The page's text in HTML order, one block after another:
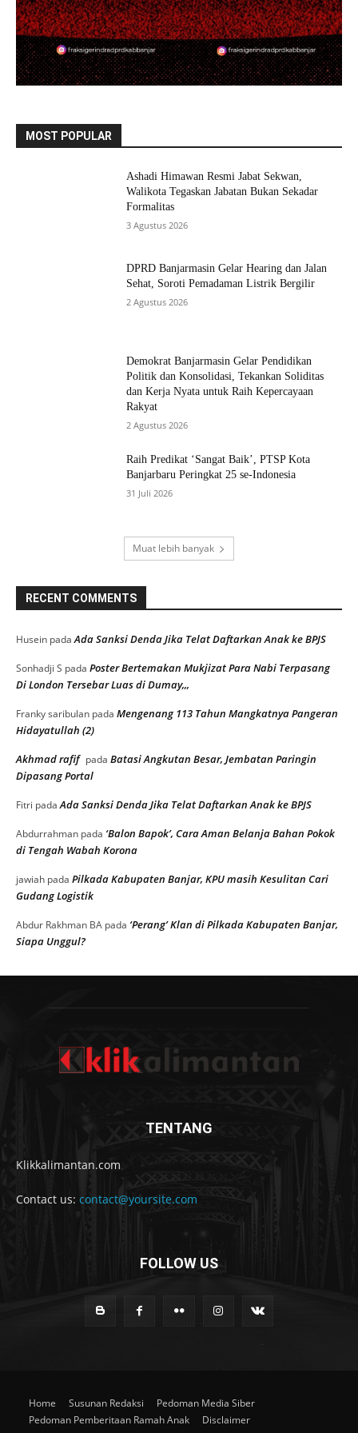
MOST POPULAR
Ashadi Himawan Resmi Jabat Sekwan,
Walikota Tegaskan Jabatan Bukan Sekadar
Formalitas
3 Agustus 2026
DPRD Banjarmasin Gelar Hearing dan Jalan
Sehat, Soroti Pemadaman Listrik Bergilir
2 Agustus 2026
Demokrat Banjarmasin Gelar Pendidikan
Politik dan Konsolidasi, Tekankan Soliditas
dan Kerja Nyata untuk Raih Kepercayaan
Rakyat
2 Agustus 2026
Raih Predikat ‘Sangat Baik’, PTSP Kota
Banjarbaru Peringkat 25 se-Indonesia
31 Juli 2026
Muat lebih banyak
RECENT COMMENTS
Husein padaAda Sanksi Denda Jika Telat Daftarkan Anak ke BPJS
Sonhadji S pada Poster Bertemakan Mukjizat Para Nabi Terpasang
Di London Tersebar Luas di Dumay,,,
Franky saribulan pada Mengenang 113 Tahun Mangkatnya Pangeran
Hidayatullah (2)
Akhmad rafif pada Batasi Angkutan Besar, Jembatan Paringin
Dipasang Portal
Fitri padaAda Sanksi Denda Jika Telat Daftarkan Anak ke BPJS
Abdurrahman pada ‘Balon Bapok’, Cara Aman Belanja Bahan Pokok
di Tengah Wabah Korona
jawiah pada Pilkada Kabupaten Banjar, KPU masih Kesulitan Cari
Gudang Logistik
Abdur Rakhman BA pada ‘Perang’ Klan di Pilkada Kabupaten Banjar,
Siapa Unggul?
TENTANG
Klikkalimantan.com
Contact us: contact@yoursite.com
FOLLOW US
Home Susunan Redaksi
Pedoman Media Siber
Pedoman Pemberitaan Ramah Anak
Disclaimer